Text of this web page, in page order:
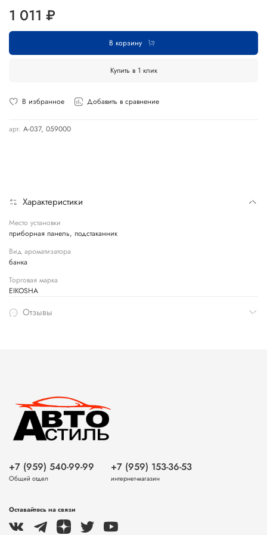
В избранное Добавить в сравнение
арт. А-037, 059000
1 011 ₽
В корзину
Купить в 1 клик
Характеристики
Место установки
приборная панель, подстаканник
Вид ароматизатора
банка
Торговая марка
EIKOSHA
Отзывы
+7 (959) 540-99-99
Общий отдел
+7 (959) 153-36-53
интернет-магазин
Оставайтесь на связи